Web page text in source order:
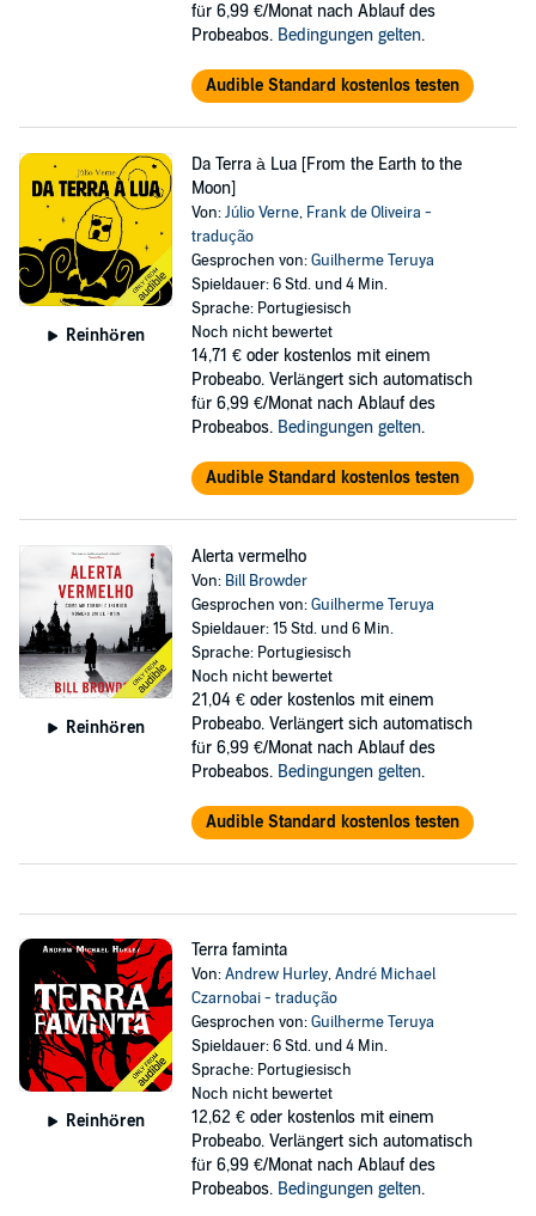
für 6,99 €/Monat nach Ablauf des
Probeabos. Bedingungen gelten.
Audible Standard kostenlos testen
Reinhören
Da Terra à Lua [From the Earth to the
Moon]
Von:Júlio Verne, Frank de Oliveira -
tradução
Gesprochen von:Guilherme Teruya
Spieldauer: 6 Std. und 4 Min.
Sprache: Portugiesisch
Noch nicht bewertet
14,71 € oder kostenlos mit einem
Probeabo. Verlängert sich automatisch
für 6,99 €/Monat nach Ablauf des
Probeabos. Bedingungen gelten.
Audible Standard kostenlos testen
Reinhören
Alerta vermelho
Von: Bill Browder
Gesprochen von:Guilherme Teruya
Spieldauer: 15 Std. und 6 Min.
Sprache: Portugiesisch
Noch nicht bewertet
21,04 € oder kostenlos mit einem
Probeabo. Verlängert sich automatisch
für 6,99 €/Monat nach Ablauf des
Probeabos. Bedingungen gelten.
Audible Standard kostenlos testen
Reinhören
Terra faminta
Von:Andrew Hurley,André Michael
Czarnobai - tradução
Gesprochen von:Guilherme Teruya
Spieldauer: 6 Std. und 4 Min.
Sprache: Portugiesisch
Noch nicht bewertet
12,62 € oder kostenlos mit einem
Probeabo. Verlängert sich automatisch
für 6,99 €/Monat nach Ablauf des
Probeabos. Bedingungen gelten.